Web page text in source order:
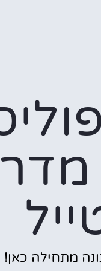
מתחילה כאן!